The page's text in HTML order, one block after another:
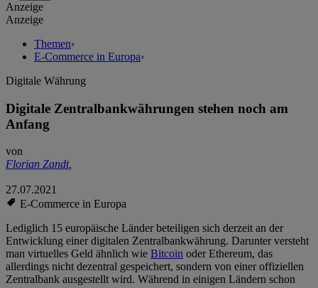
Anzeige
Anzeige
Themen›
E-Commerce in Europa›
Digitale Währung
Digitale Zentralbankwährungen stehen noch am
Anfang
von
Florian Zandt,
27.07.2021
E-Commerce in Europa
Lediglich 15 europäische Länder beteiligen sich derzeit an der
Entwicklung einer digitalen Zentralbankwährung. Darunter versteht
man virtuelles Geld ähnlich wie Bitcoin oder Ethereum, das
allerdings nicht dezentral gespeichert, sondern von einer offiziellen
Zentralbank ausgestellt wird. Während in einigen Ländern schon